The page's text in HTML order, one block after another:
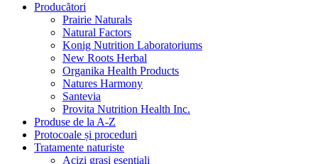
Producători
Prairie Naturals
Natural Factors
Konig Nutrition Laboratoriums
New Roots Herbal
Organika Health Products
Natures Harmony
Santevia
Provita Nutrition Health Inc.
Produse de la A-Z
Protocoale și proceduri
Tratamente naturiste
Acizi grași esențiali